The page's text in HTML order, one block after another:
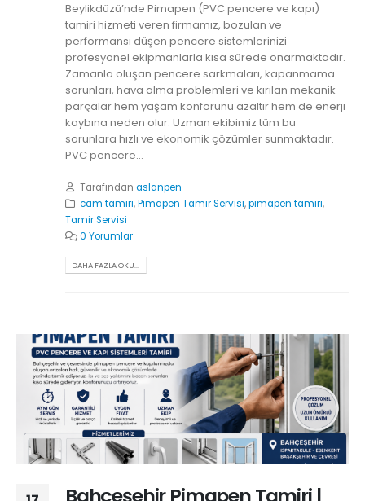
Beylikdüzü’nde Pimapen (PVC pencere ve kapı)
tamiri hizmeti veren firmamız, bozulan ve
performansı düşen pencere sistemlerinizi
profesyonel ekipmanlarla kısa sürede onarmaktadır.
Zamanla oluşan pencere sarkmaları, kapanmama
sorunları, hava alma problemleri ve kırılan mekanik
parçalar hem yaşam konforunu azaltır hem de enerji
kaybına neden olur. Uzman ekibimiz tüm bu
sorunlara hızlı ve ekonomik çözümler sunmaktadır.
PVC pencere...
Tarafından aslanpen
cam tamiri,Pimapen Tamir Servisi,pimapen tamiri,
Tamir Servisi
0 Yorumlar
DAHA FAZLA OKU...